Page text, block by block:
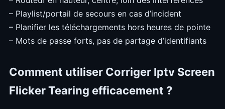
– Playlist/portail de secours en cas d’incident
– Planifier les téléchargements hors heures de pointe
– Mots de passe forts, pas de partage d’identifiants
Comment utiliser Corriger Iptv Screen
Flicker Tearing efficacement ?